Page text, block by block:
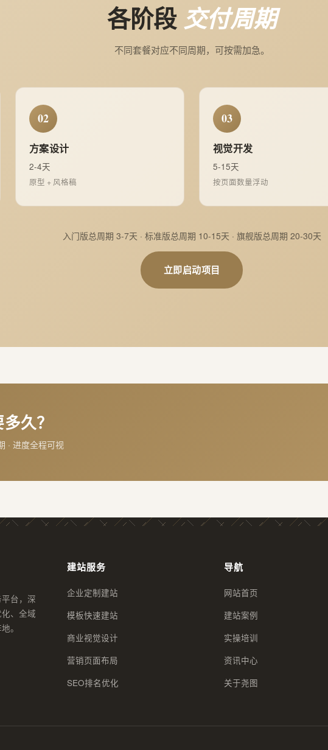
各阶段 交付周期
不同套餐对应不同周期，可按需加急。
02
方案设计
2-4天
原型 + 风格稿
03
视觉开发
5-15天
按页面数量浮动
入门版总周期 3-7天 · 标准版总周期 10-15天 · 旗舰版总周期 20-30天
立即启动项目
久？
· 进度全程可视
台，深
、全域
。
建站服务
企业定制建站
模板快速建站
商业视觉设计
营销页面布局
SEO排名优化
导航
网站首页
建站案例
实操培训
资讯中心
关于尧图